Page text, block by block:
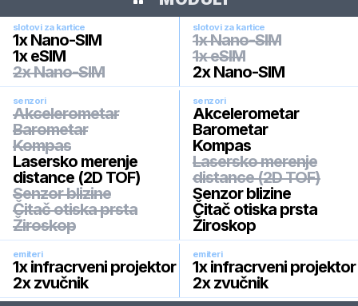
slotovi za kartice
1x Nano-SIM
1x eSIM
2x Nano-SIM
slotovi za kartice
1x Nano-SIM
1x eSIM
2x Nano-SIM
senzori
Akcelerometar
Barometar
Kompas
Lasersko merenje
distance (2D TOF)
Senzor blizine
Čitač otiska prsta
Žiroskop
senzori
Akcelerometar
Barometar
Kompas
Lasersko merenje
distance (2D TOF)
Senzor blizine
Čitač otiska prsta
Žiroskop
emiteri
1x infracrveni projektor
2x zvučnik
emiteri
1x infracrveni projektor
2x zvučnik